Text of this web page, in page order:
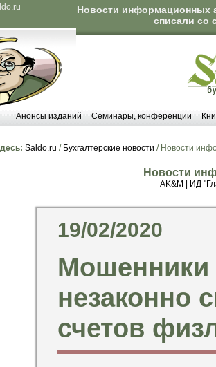
Новости информационных
списали со
Анонсы изданий Семинары, конференции
Saldo.ru / Бухгалтерские новости / Новости
Новости
AK&M ИД
19/02/2020
Мошенники
незаконно
счетов